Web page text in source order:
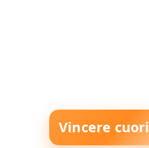
Vincere cuori